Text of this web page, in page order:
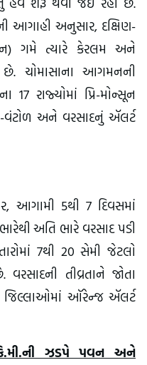
આગાહી અનુસાર, દક્ષિણ-
ગમે ત્યારે કેરલમ અને
ચોમાસાના આગમનની
રાજ્યોમાં પ્રિ-મોન્સૂન
વંટોળ અને વરસાદનું ઍલર્ટ
આગામી 5થી 7 દિવસમાં
અતિ ભારે વરસાદ પડી
7થી 20 સેમી જેટલો
તીવ્રતાને જોતા
જિલ્લાઓમાં ઑરેન્જ ઍલર્ટ
ઝડપે પવન અને